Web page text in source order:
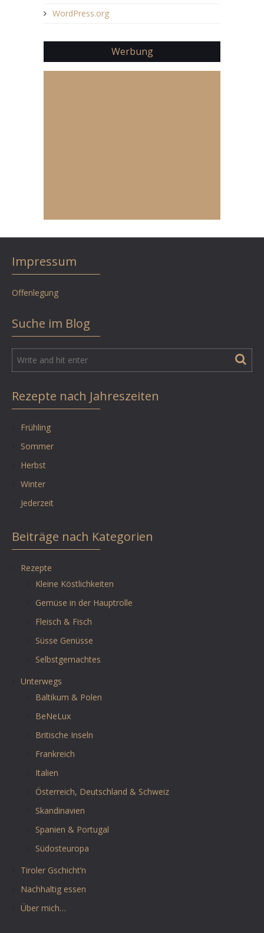
WordPress.org
Werbung
Impressum
Offenlegung
Suche im Blog
Rezepte nach Jahreszeiten
Frühling
Sommer
Herbst
Winter
Jederzeit
Beiträge nach Kategorien
Rezepte
Kleine Köstlichkeiten
Gemüse in der Hauptrolle
Fleisch & Fisch
Süsse Genüsse
Selbstgemachtes
Unterwegs
Baltikum & Polen
BeNeLux
Britische Inseln
Frankreich
Italien
Österreich, Deutschland & Schweiz
Skandinavien
Spanien & Portugal
Südosteuropa
Tiroler Gschicht’n
Nachhaltig essen
Über mich…